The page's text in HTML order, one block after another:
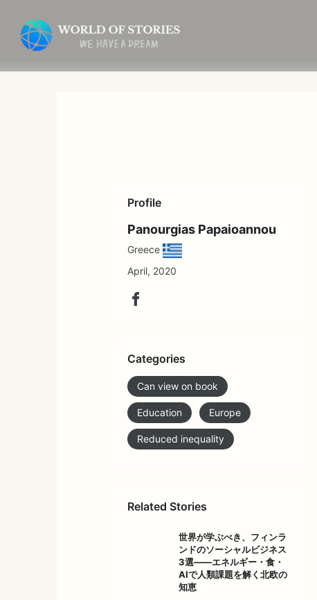
Profile
Panourgias Papaioannou
Greece
April, 2020
Categories
Can view on book
Education Europe
Reduced inequality
Related Stories
世界が学ぶべき、フィンラ
ンドのソーシャルビジネス
3選――エネルギー・食・
AIで人類課題を解く北欧の
知恵